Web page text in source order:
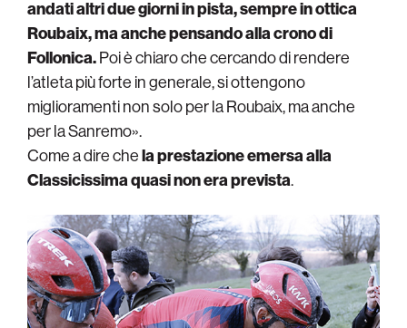
andati altri due giorni in pista, sempre in ottica
Roubaix, ma anche pensando alla crono di
Follonica.Poi è chiaro che cercando di rendere
l’atleta più forte in generale, si ottengono
miglioramenti non solo per la Roubaix, ma anche
per la Sanremo».
Come a dire chela prestazione emersa alla
Classicissima quasi non era prevista.